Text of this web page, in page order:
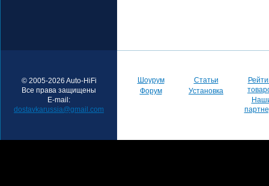
© 2005-2026 Auto-HiFi
Все права защищены
E-mail:
dostavkarussia@gmail.com
Шоурум
Форум
Статьи
Установка